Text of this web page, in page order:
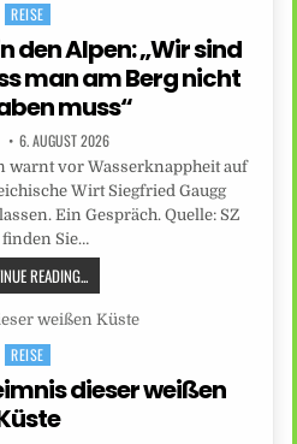
Posted
REISE
den Alpen: „Wir sind
man am Berg nicht
muss“
6. AUGUST 2026
warnt vor Wasserknappheit auf
Wirt Siegfried Gaugg
Ein Gespräch. Quelle: SZ
finden Sie…
READING...
Posted
in
REISE
dieser weißen